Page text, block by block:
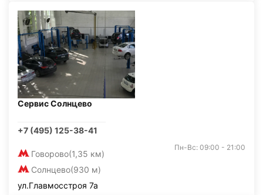
Сервис Солнцево
+7 (495) 125-38-41
Говорово(1,35 км)
Солнцево(930 м)
Пн-Вс: 09:00 - 21:00
ул.Главмосстроя 7а